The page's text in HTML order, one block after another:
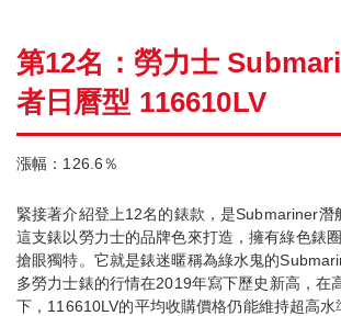
第12名：勞力士
者日曆型 116610LV
漲幅：126.6％
緊接著介紹登上12名的錶款，是Submariner潛
這支錶以勞力士的品牌色來打造，擁有綠色錶
搶眼獨特。它就是錶迷暱稱為綠水鬼的
多勞力士錶的行情在2019年寫下歷史新高，在
下，116610LV的平均收購價格仍能維持超高水